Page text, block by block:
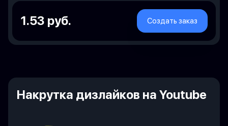
1.53 руб. Создать заказ
Накрутка дизлайков на Youtube